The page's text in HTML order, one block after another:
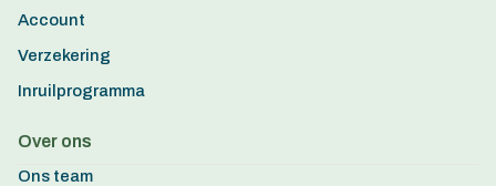
Account
Verzekering
Inruilprogramma
Over ons
Ons team